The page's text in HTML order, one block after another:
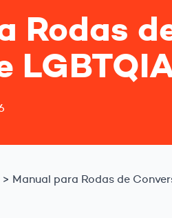
Rodas
Manual para Rodas de